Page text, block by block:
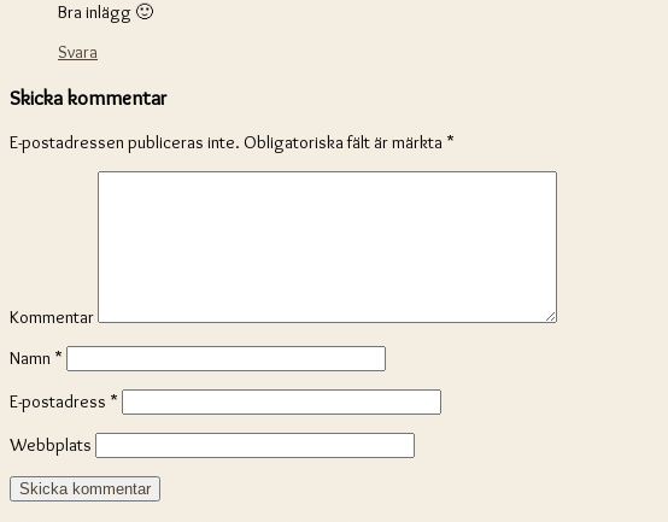
Bra inlägg 🙂
Svara
Skicka kommentar
E-postadressen publiceras inte. Obligatoriska fält är märkta *
Kommentar
Namn *
E-postadress *
Webbplats